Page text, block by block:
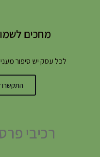
מחכים
לכל עסק יש סיפור
התקשרו ל: 03-
רכיבי